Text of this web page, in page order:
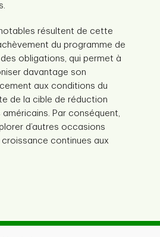
résultent de cette
du programme de
obligations, qui permet à
davantage son
aux conditions du
de la cible de réduction
Par conséquent,
d’autres occasions
croissance continues aux